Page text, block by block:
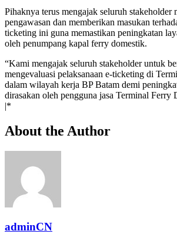
Pihaknya terus mengajak seluruh stakeholder
pengawasan dan memberikan masukan
ticketing ini guna memastikan peningkatan
oleh penumpang kapal ferry domestik.
“Kami mengajak seluruh stakeholder untuk
mengevaluasi pelaksanaan e-ticketing di
dalam wilayah kerja BP Batam demi
dirasakan oleh pengguna jasa Terminal Ferry
|*
About the Author
adminCN